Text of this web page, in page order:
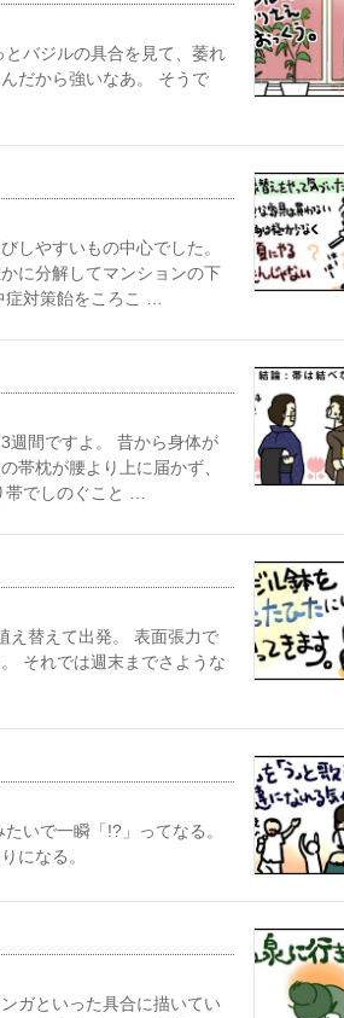
バジルの具合を見て、萎れ
だから強いなあ。 そうで
しやすいもの中心でした。
に分解してマンションの下
対策飴をころこ …
週間ですよ。 昔から身体が
帯枕が腰より上に届かず、
でしのぐこと …
え替えて出発。 表面張力で
それでは週末までさような
いで一瞬「!?」ってなる。
になる。
ガといった具合に描いてい